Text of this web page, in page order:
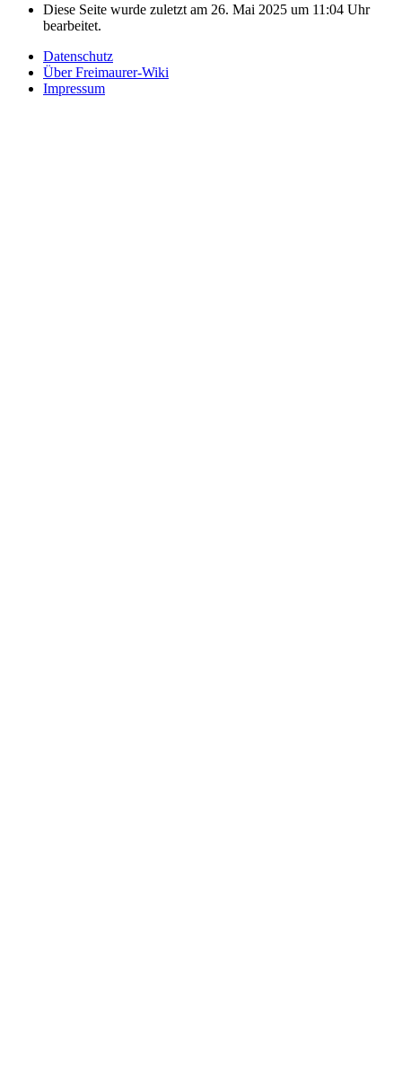
Diese Seite wurde zuletzt am 26. Mai 2025 um 11:04 Uhr
bearbeitet.
Datenschutz
Über Freimaurer-Wiki
Impressum